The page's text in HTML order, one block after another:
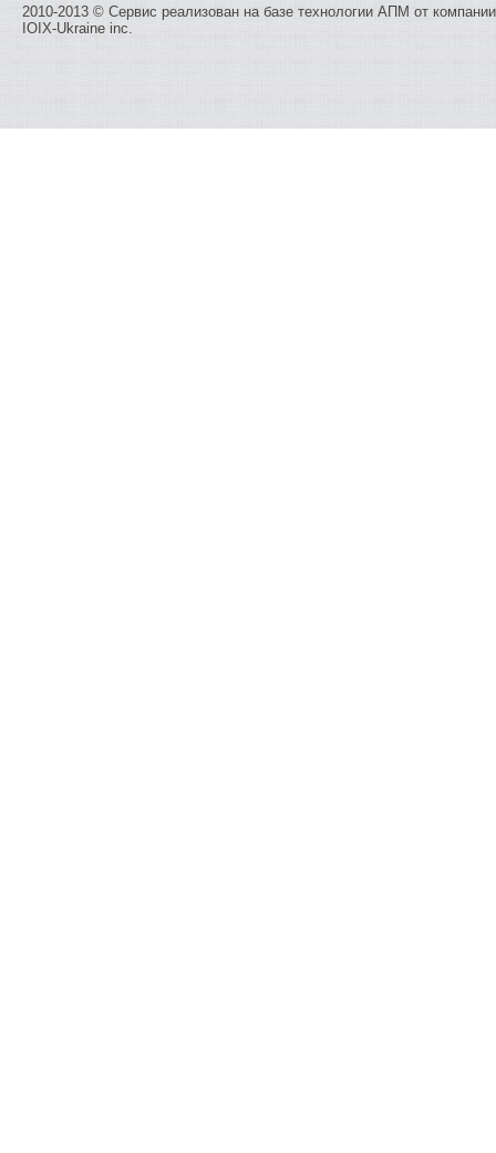
2010-2013 © Сервис реализован на базе технологии АПМ от компании
IOIX-Ukraine inc.